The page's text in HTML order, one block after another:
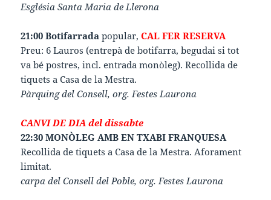
Església Santa Maria de Llerona
21:00 Botifarrada popular,CAL FER RESERVA
Preu: 6 Lauros (entrepà de botifarra, begudai si tot
va bé postres, incl. entrada monòleg). Recollida de
tiquets a Casa de la Mestra.
Pàrquing del Consell, org. Festes Laurona
CANVI DE DIA del dissabte
22:30 MONÒLEG AMB EN TXABI FRANQUESA
Recollida de tiquets a Casa de la Mestra. Aforament
limitat.
carpa del Consell del Poble, org. Festes Laurona